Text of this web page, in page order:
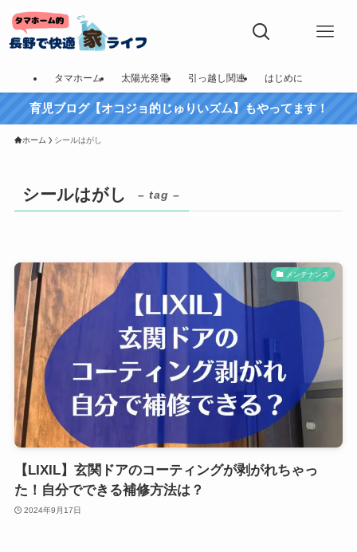
タマホーム 太陽光発電 引っ越し関連 はじめに
育児ブログ【オコジョ的じゅりいズム】もやってます！
ホーム シールはがし
シールはがし – tag –
メンテナンス
【LIXIL】玄関ドアのコーティングが剥がれちゃっ
た！自分でできる補修方法は？
2024年9月17日